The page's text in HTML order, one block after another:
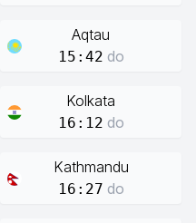
Aqtau
15:42 do
Kolkata
16:12 do
Kathmandu
16:27 do